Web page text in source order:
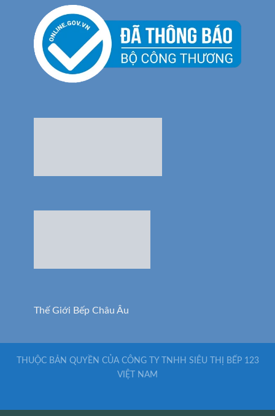
Thế Giới Bếp Châu Âu
THUỘC BẢN QUYỀN CỦA CÔNG TY TNHH SIÊU THỊ BẾP 123
VIỆT NAM